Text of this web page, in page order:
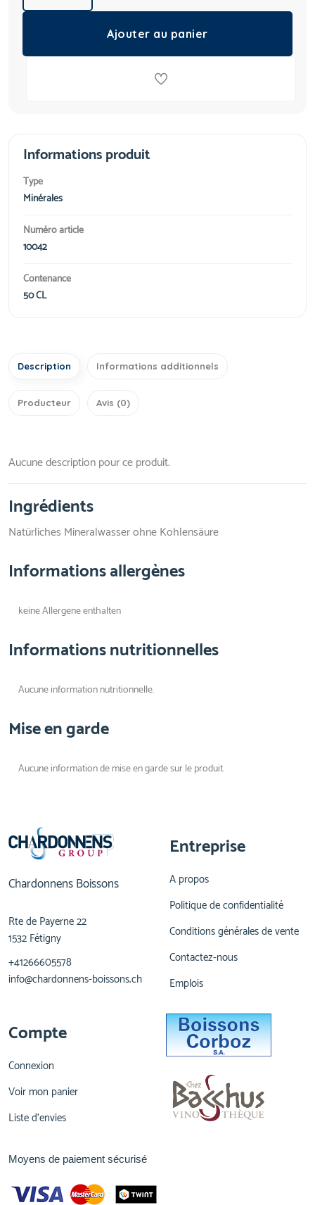
Ajouter au panier
Informations produit
Type
Minérales
Numéro article
10042
Contenance
50 CL
Description Informations additionnels
Producteur Avis (0)
Aucune description pour ce produit.
Ingrédients
Natürliches Mineralwasser ohne Kohlensäure
Informations allergènes
keine Allergene enthalten
Informations nutritionnelles
Aucune information nutritionnelle.
Mise en garde
Aucune information de mise en garde sur le produit.
Chardonnens Boissons
Rte de Payerne 22
1532 Fétigny
+41266605578
info@chardonnens-boissons.ch
Entreprise
A propos
Politique de confidentialité
Conditions générales de vente
Contactez-nous
Emplois
Compte
Connexion
Voir mon panier
Liste d'envies
Moyens de paiement sécurisé